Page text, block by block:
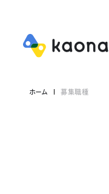
ホーム 募集職種